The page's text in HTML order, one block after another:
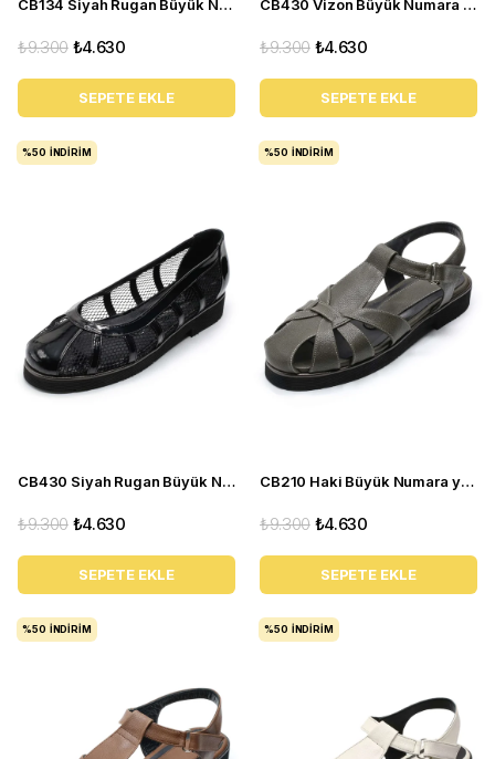
CB134 Siyah Rugan Büyük Numara yazlık kadın babet ayakkabı
₺4.630
₺9.300
SEPETE EKLE
CB430 Vizon Büyük Numara yazlık kadın babet ayakkabı
₺4.630
₺9.300
SEPETE EKLE
CB430 Siyah Rugan Büyük Numara yazlık kadın babet ayakkabı
₺4.630
₺9.300
SEPETE EKLE
%50 İNDIRIM
CB210 Haki Büyük Numara yazlık kadın babet sandalet ayakkabı
₺4.630
₺9.300
SEPETE EKLE
%50 İNDIRIM
%50 İNDIRIM %50 İNDIRIM